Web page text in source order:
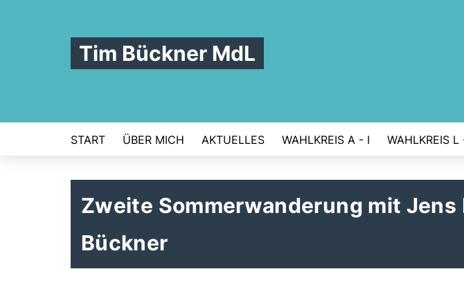
Tim Bückner MdL
START ÜBER MICH AKTUELLES WAHLKREIS A - I WAHLKREIS L
Zweite Sommerwanderung mit Jens
Bückner